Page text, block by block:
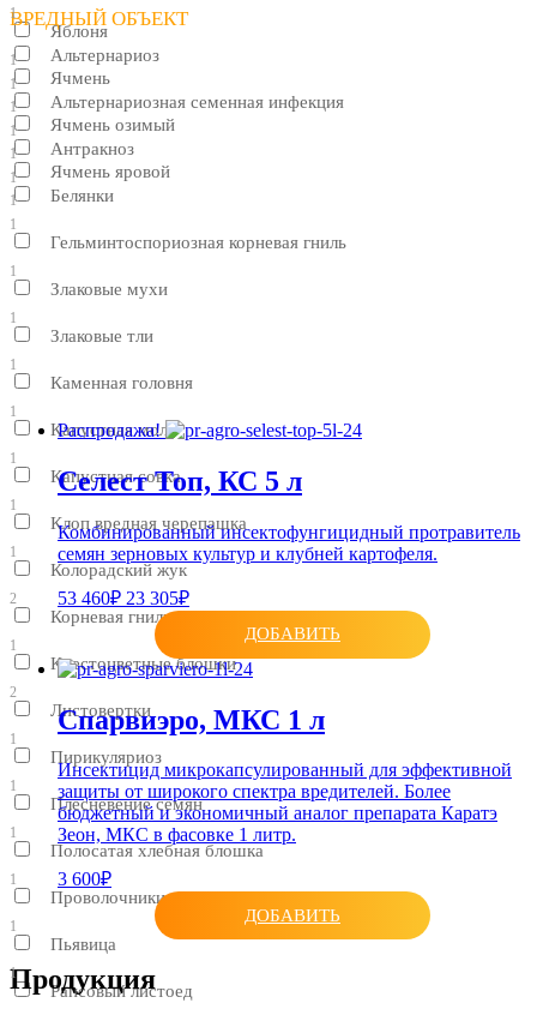
1
Яблоня
1
Ячмень
1
Ячмень озимый
1
Ячмень яровой
1
ВРЕДНЫЙ ОБЪЕКТ
Альтернариоз
1
Альтернариозная семенная инфекция
1
Антракноз
1
Белянки
1
Гельминтоспориозная корневая гниль
1
Злаковые мухи
1
Злаковые тли
1
Каменная головня
1
Капустная моль
1
Капустная совка
1
Клоп вредная черепашка
1
Колорадский жук
2
Корневая гниль
1
Крестоцветные блошки
2
Листовертки
1
Пирикуляриоз
1
Плесневение семян
1
Полосатая хлебная блошка
1
Проволочники
1
Пьявица
1
Рапсовый листоед
Распродажа!
Селест Топ, КС 5 л
Комбинированный инсектофунгицидный протравитель
семян зерновых культур и клубней картофеля.
53 460₽ 23 305₽
ДОБАВИТЬ
Спарвиэро, МКС 1 л
Инсектицид микрокапсулированный для эффективной
защиты от широкого спектра вредителей. Более
бюджетный и экономичный аналог препарата Каратэ
Зеон, МКС в фасовке 1 литр.
3 600₽
ДОБАВИТЬ
Продукция